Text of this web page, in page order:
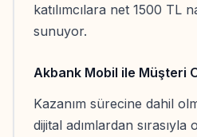
katılımcılara net 1500 TL
sunuyor.
Akbank Mobil ile Müşteri
Kazanım sürecine dahil
dijital adımlardan